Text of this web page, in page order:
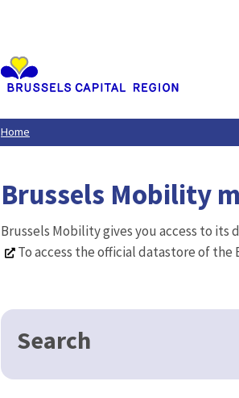
Home
Brussels Mobility
Brussels Mobility gives you access to
To access the official datastore of the
Search